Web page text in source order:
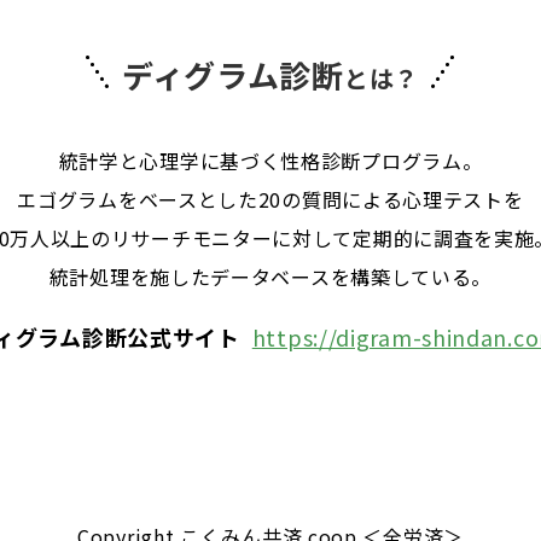
ディグラム診断とは？
統計学と心理学に基づく性格診断プログラム。
エゴグラムをベースとした20の質問による心理テストを
万人以上のリサーチモニターに対して定期的に調査を実施。
統計処理を施したデータベースを構築している。
グラム診断公式サイト https://digram-